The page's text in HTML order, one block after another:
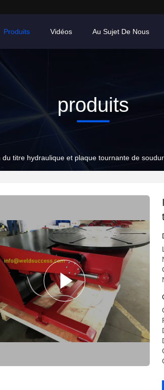
Produits Vidéos Au Sujet De Nous
produits
du titre hydraulique et plaque tournante de